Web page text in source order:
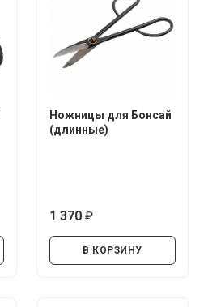
Ножницы для Бонсай
(длинные)
1 370
В КОРЗИНУ